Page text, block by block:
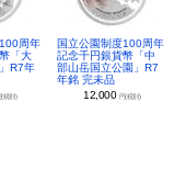
周年
「大
R7年
(税別)
国立公園制度100周年
記念千円銀貨幣「中
部山岳国立公園」R7
年銘 完未品
12,000 円(税別)